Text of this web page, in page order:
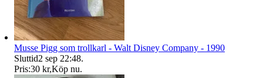
Musse Pigg som trollkarl - Walt Disney Company - 1990
Sluttid2 sep 22:48.
Pris:30 kr,Köp nu.